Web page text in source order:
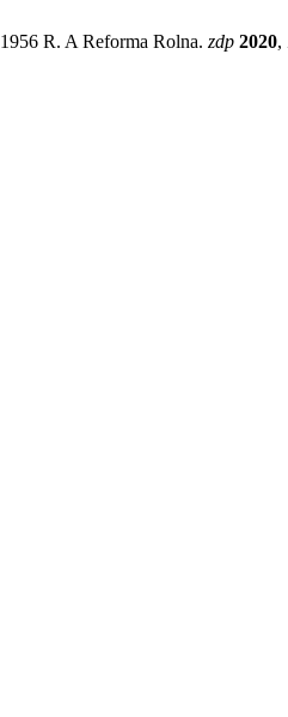
R. A Reforma Rolna. zdp 2020,